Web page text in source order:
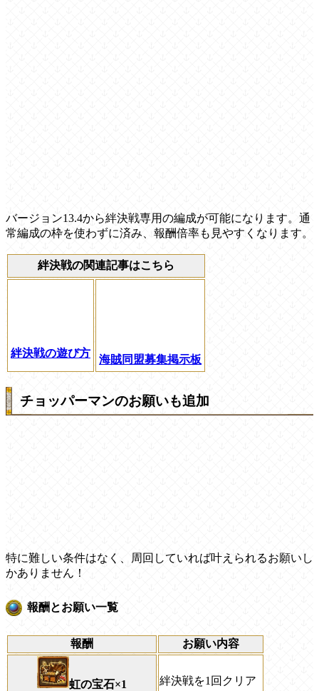
バージョン13.4から絆決戦専用の編成が可能になります。通
常編成の枠を使わずに済み、報酬倍率も見やすくなります。
絆決戦の関連記事はこちら
絆決戦の遊び方
海賊同盟募集掲示板
チョッパーマンのお願いも追加
特に難しい条件はなく、周回していれば叶えられるお願いし
かありません！
報酬とお願い一覧
報酬 お願い内容
虹の宝石×1
絆決戦を1回クリア